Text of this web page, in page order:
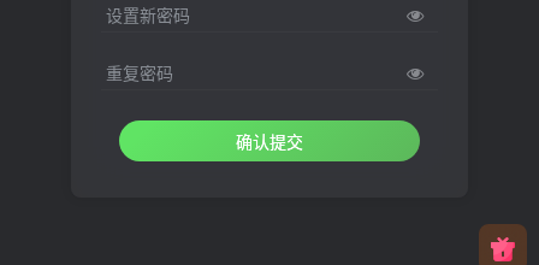
设置新密码
重复密码
确认提交